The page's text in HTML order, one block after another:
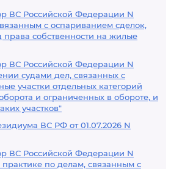
ВС Российской Федерации N
с оспариванием сделок,
собственности на жилые
ВС Российской Федерации N
судами дел, связанных с
участки отдельных категорий
и ограниченных в обороте, и
участков"
ВС РФ от 01.07.2026 N
ВС Российской Федерации N
практике по делам, связанным с